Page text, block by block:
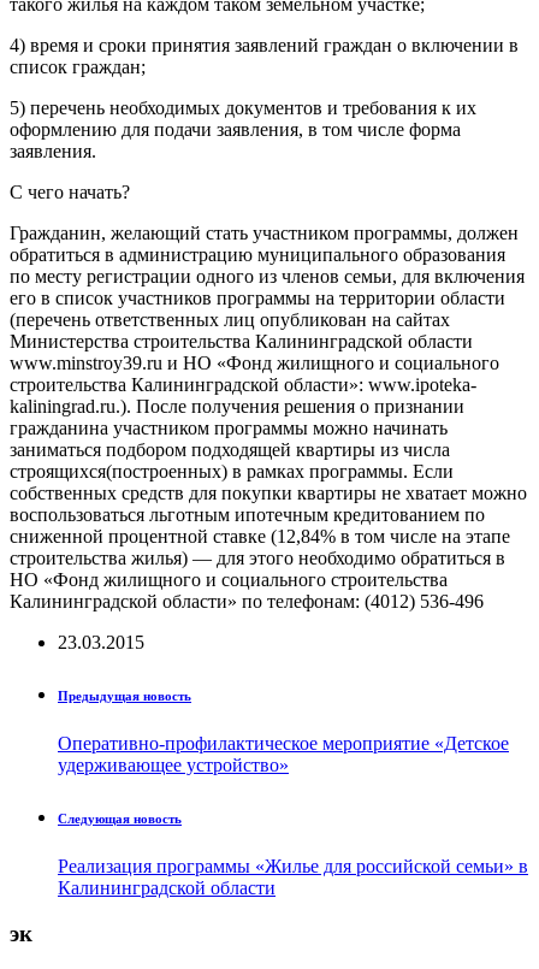
4) время и сроки принятия заявлений граждан о включении в
список граждан;
5) перечень необходимых документов и требования к их
оформлению для подачи заявления, в том числе форма
заявления.
С чего начать?
Гражданин, желающий стать участником программы, должен
обратиться в администрацию муниципального образования
по месту регистрации одного из членов семьи, для включения
его в список участников программы на территории области
(перечень ответственных лиц опубликован на сайтах
Министерства строительства Калининградской области
www.minstroy39.ru и НО «Фонд жилищного и социального
строительства Калининградской области»: www.ipoteka-
kaliningrad.ru.). После получения решения о признании
гражданина участником программы можно начинать
заниматься подбором подходящей квартиры из числа
строящихся(построенных) в рамках программы. Если
собственных средств для покупки квартиры не хватает можно
воспользоваться льготным ипотечным кредитованием по
сниженной процентной ставке (12,84% в том числе на этапе
строительства жилья) — для этого необходимо обратиться в
НО «Фонд жилищного и социального строительства
Калининградской области» по телефонам: (4012) 536-496
23.03.2015
Предыдущая новость
Оперативно-профилактическое мероприятие «Детское
удерживающее устройство»
Следующая новость
Реализация программы «Жилье для российской семьи» в
Калининградской области
эк